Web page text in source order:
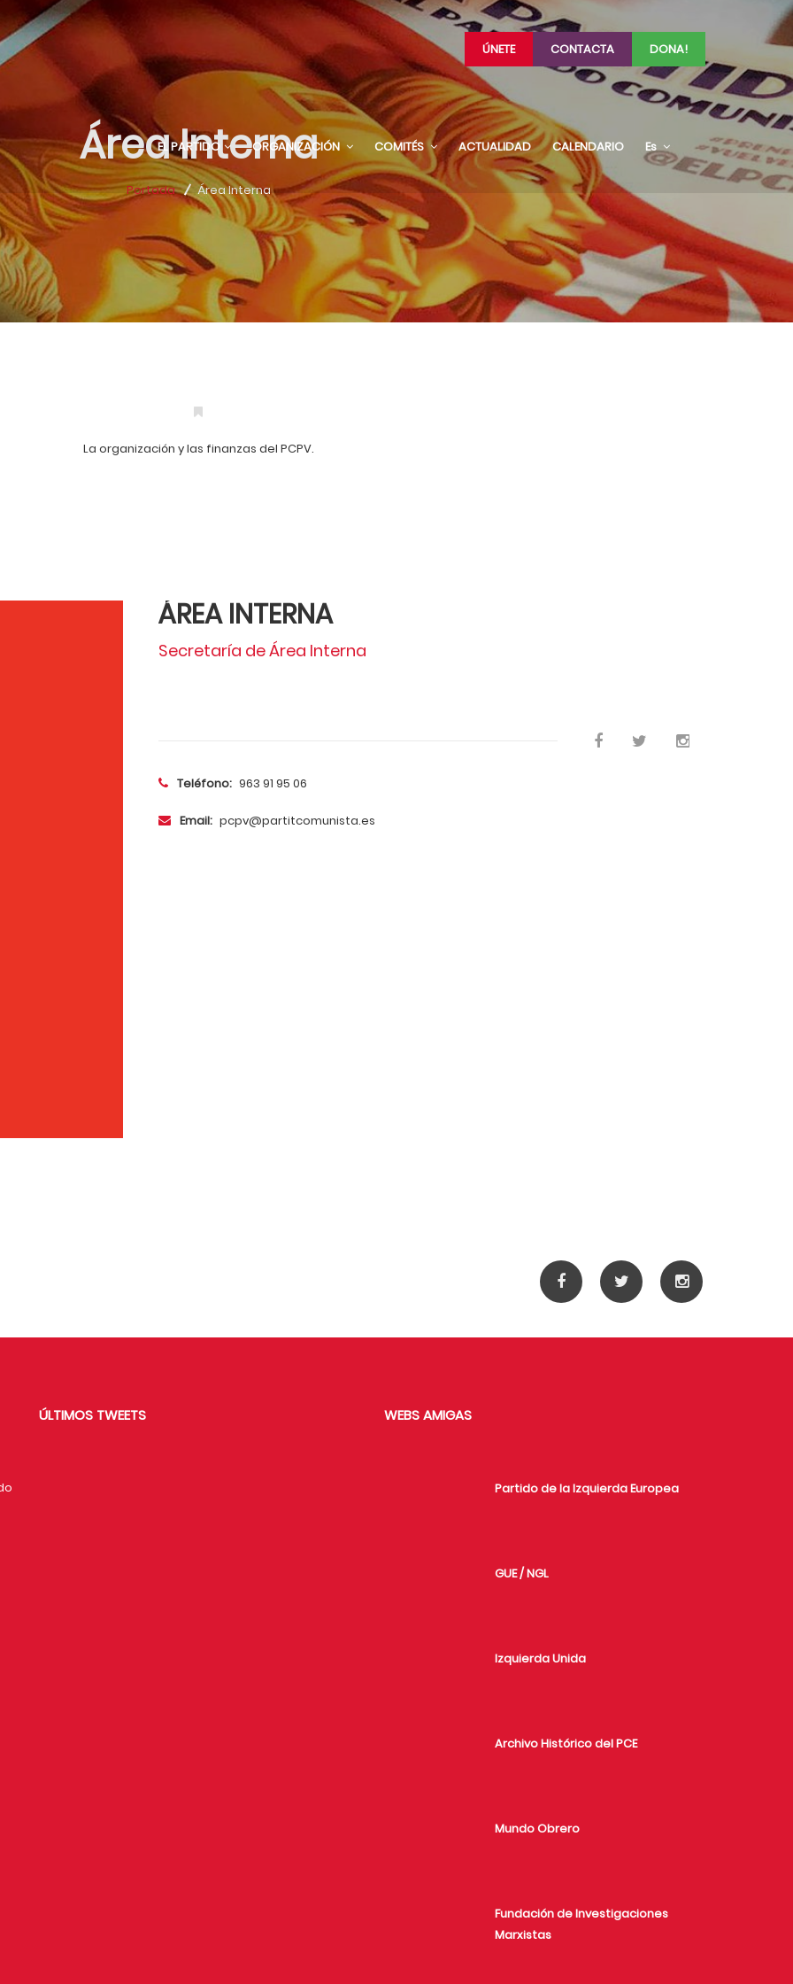
ÚNETE CONTACTA DONA!
EL PARTIDO ORGANIZACIÓN COMITÉS ACTUALIDAD CALENDARIO Es
Área Interna
Portada Área Interna
La organización y las finanzas del PCPV.
ÁREA INTERNA
Secretaría de Área Interna
Teléfono: 963 91 95 06
Email: pcpv@partitcomunista.es
ÚLTIMOS TWEETS WEBS AMIGAS
Partido de la Izquierda Europea
GUE / NGL
Izquierda Unida
Archivo Histórico del PCE
Mundo Obrero
Fundación de Investigaciones
Marxistas